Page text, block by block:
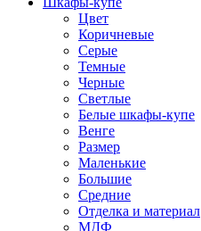
Цвет
Коричневые
Серые
Темные
Черные
Светлые
Белые шкафы-купе
Венге
Размер
Маленькие
Большие
Средние
Отделка и материал
МДФ